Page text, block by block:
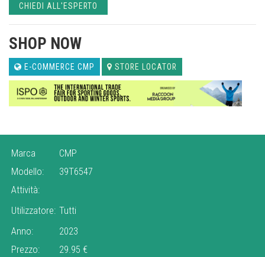
CHIEDI ALL'ESPERTO
SHOP NOW
E-COMMERCE CMP STORE LOCATOR
Marca
CMP
Modello:
39T6547
Attività:
Utilizzatore: Tutti
Anno:
2023
Prezzo:
29.95 €